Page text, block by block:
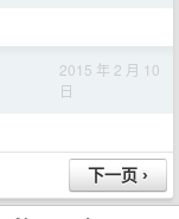
2015 年 2 月 10
日